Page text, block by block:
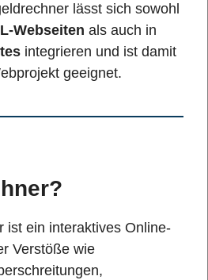
lässt sich sowohl
Webseiten als auch in
integrieren und ist damit
geeignet.
ist ein interaktives Online-
Verstöße wie